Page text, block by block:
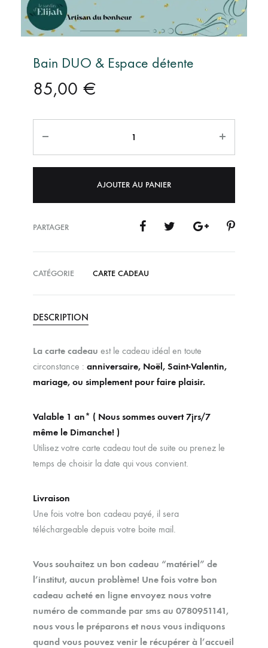
Bain DUO & Espace détente
85,00 €
AJOUTER AU PANIER
PARTAGER
CATÉGORIE CARTE CADEAU
DESCRIPTION
La carte cadeau est le cadeau idéal en toute
circonstance : anniversaire, Noël, Saint-Valentin,
mariage, ou simplement pour faire plaisir.
Valable 1 an* ( Nous sommes ouvert 7jrs/7
même le Dimanche! )
Utilisez votre carte cadeau tout de suite ou prenez le
temps de choisir la date qui vous convient.
Livraison
Une fois votre bon cadeau payé, il sera
téléchargeable depuis votre boite mail.
Vous souhaitez un bon cadeau “matériel” de
l’institut, aucun problème! Une fois votre bon
cadeau acheté en ligne envoyez nous votre
numéro de commande par sms au 0780951141,
nous vous le préparons et nous vous indiquons
quand vous pouvez venir le récupérer à l’accueil